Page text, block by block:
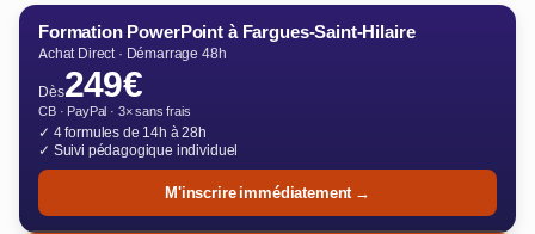
Formation PowerPoint à Fargues-Saint-Hilaire
Achat Direct · Démarrage 48h
Dès249€
CB · PayPal · 3× sans frais
✓ 4 formules de 14h à 28h
✓ Suivi pédagogique individuel
M'inscrire immédiatement →